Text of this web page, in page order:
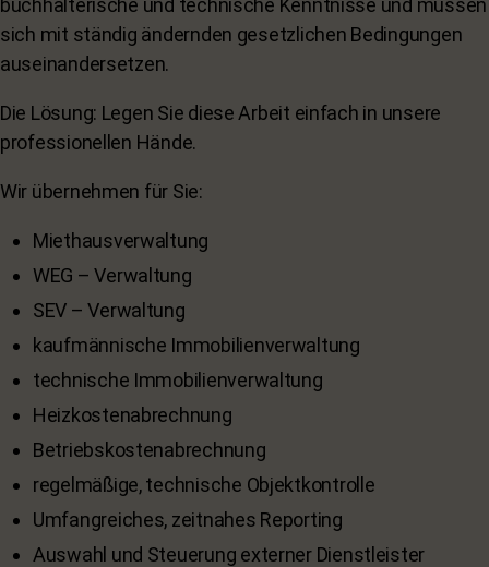
buchhalterische und technische Kenntnisse und müssen
sich mit ständig ändernden gesetzlichen Bedingungen
auseinandersetzen.
Die Lösung: Legen Sie diese Arbeit einfach in unsere
professionellen Hände.
Wir übernehmen für Sie:
Miethausverwaltung
WEG – Verwaltung
SEV – Verwaltung
kaufmännische Immobilienverwaltung
technische Immobilienverwaltung
Heizkostenabrechnung
Betriebskostenabrechnung
regelmäßige, technische Objektkontrolle
Umfangreiches, zeitnahes Reporting
Auswahl und Steuerung externer Dienstleister